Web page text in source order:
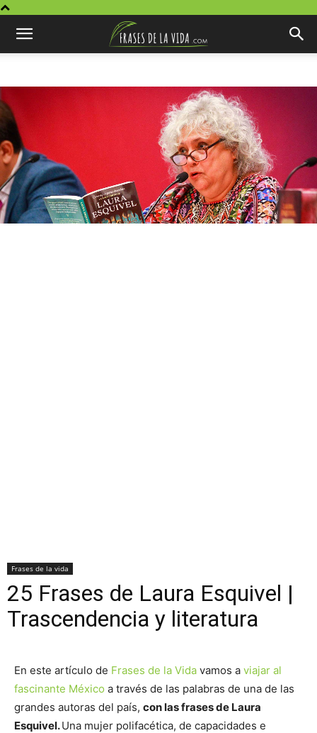
Frases de la vida
25 Frases de Laura Esquivel |
Trascendencia y literatura
En este artículo de Frases de la Vida vamos a viajar al
fascinante México a través de las palabras de una de las
grandes autoras del país, con las frases de Laura
Esquivel.Una mujer polifacética, de capacidades e